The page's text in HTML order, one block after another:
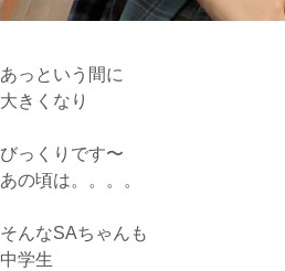
あっという間に
大きくなり
びっくりです〜
あの頃は。。。。
そんなSAちゃんも
中学生